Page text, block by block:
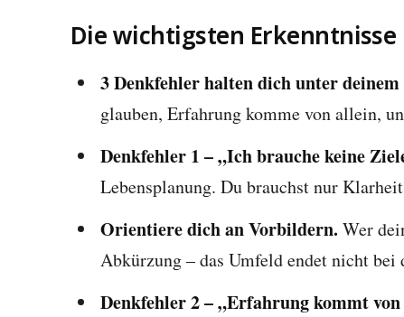
Die wichtigsten Erkenntnisse
3 Denkfehler halten dich unter
glauben, Erfahrung komme von allein,
Denkfehler 1 – „Ich brauche keine
Lebensplanung. Du brauchst nur
Orientiere dich an Vorbildern. Wer
Abkürzung – das Umfeld endet nicht
Denkfehler 2 – „Erfahrung kommt